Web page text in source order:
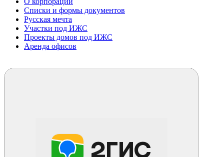
Списки и формы документов
Русская мечта
Участки под ИЖС
Проекты домов под ИЖС
Аренда офисов